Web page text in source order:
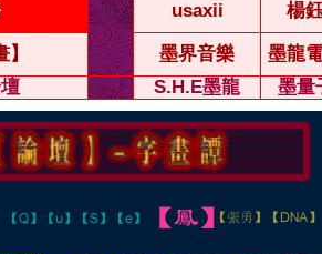
usaxii 楊
墨界音樂 墨龍
S.H.E墨龍 墨量